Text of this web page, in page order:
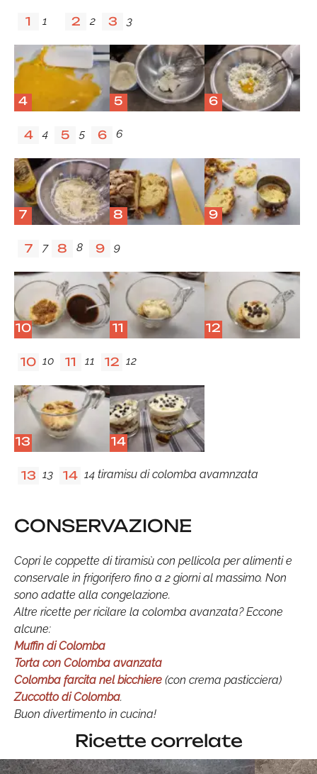
1 1 2 2 3 3
4 5 6
4 4 5 5 6 6
7 8 9
7 7 8 8 9 9
10 11 12
10 10 11 11 12 12
13 14
13 13 14 14 tiramisu di colomba avamnzata
CONSERVAZIONE
Copri le coppette di tiramisù con pellicola per alimenti e
conservale in frigorifero fino a 2 giorni al massimo. Non
sono adatte alla congelazione.
Altre ricette per ricilare la colomba avanzata? Eccone
alcune:
Muffin di Colomba
Torta con Colomba avanzata
Colomba farcita nel bicchiere (con crema pasticciera)
Zuccotto di Colomba.
Buon divertimento in cucina!
Ricette correlate